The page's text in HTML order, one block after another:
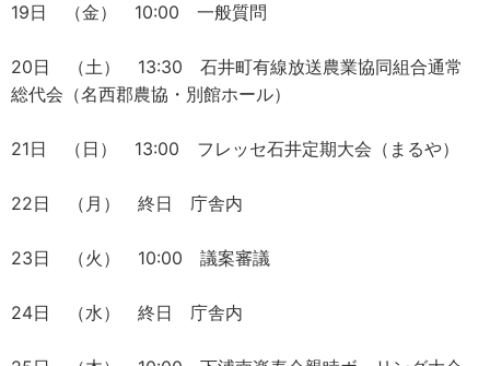
19日 （金） 10:00 一般質問
20日 （土） 13:30 石井町有線放送農業協同組合通常
総代会（名西郡農協・別館ホール）
21日 （日） 13:00 フレッセ石井定期大会（まるや）
22日 （月） 終日 庁舎内
23日 （火） 10:00 議案審議
24日 （水） 終日 庁舎内